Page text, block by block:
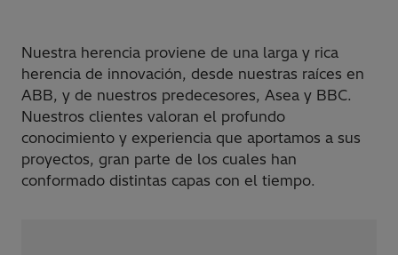
Nuestra herencia proviene de una larga y rica
herencia de innovación, desde nuestras raíces en
ABB, y de nuestros predecesores, Asea y BBC.
Nuestros clientes valoran el profundo
conocimiento y experiencia que aportamos a sus
proyectos, gran parte de los cuales han
conformado distintas capas con el tiempo.